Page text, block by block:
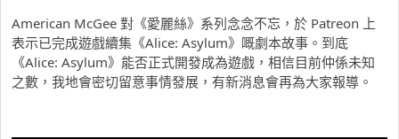
American McGee 對《愛麗絲》系列念念不忘，於 Patreon 上
表示已完成遊戲續集《Alice: Asylum》嘅劇本故事。到底
《Alice: Asylum》能否正式開發成為遊戲，相信目前仲係未知
之數，我地會密切留意事情發展，有新消息會再為大家報導。